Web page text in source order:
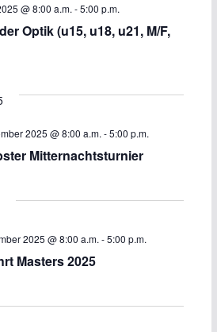
Optik (u15, u18, u21, M/F,
@ 8:00 a.m. -5:00 p.m.
Mitternachtsturnier
2025 @ 8:00 a.m. -5:00 p.m.
Masters 2025
2025 @ 8:00 a.m. -5:00 p.m.